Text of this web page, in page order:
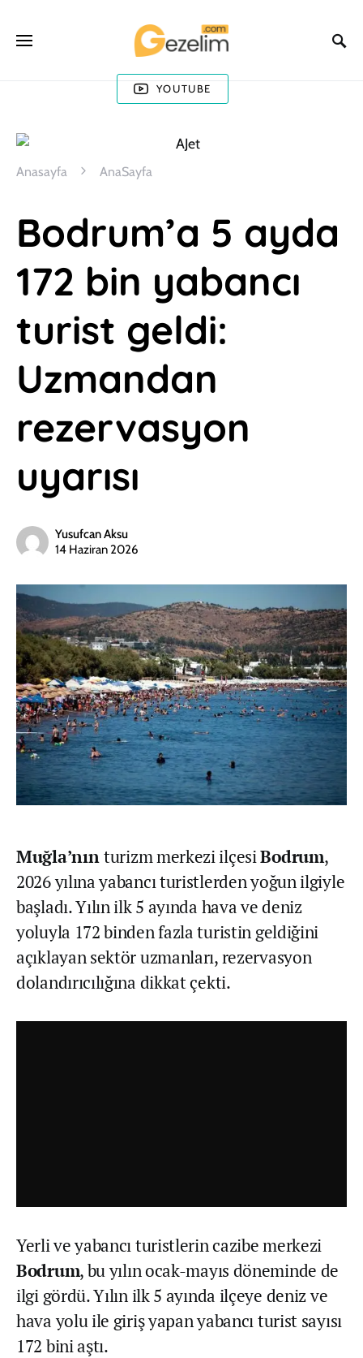
YOUTUBE
Anasayfa AnaSayfa
Bodrum’a 5 ayda
172 bin yabancı
turist geldi:
Uzmandan
rezervasyon
uyarısı
Yusufcan Aksu
14 Haziran 2026
Muğla’nın turizm merkezi ilçesiBodrum,
2026 yılına yabancı turistlerden yoğun ilgiyle
başladı. Yılın ilk 5 ayında hava ve deniz
yoluyla 172 binden fazla turistin geldiğini
açıklayan sektör uzmanları, rezervasyon
dolandırıcılığına dikkat çekti.
Yerli ve yabancı turistlerin cazibe merkezi
Bodrum, bu yılın ocak-mayıs döneminde de
ilgi gördü. Yılın ilk 5 ayında ilçeye deniz ve
hava yolu ile giriş yapan yabancı turist sayısı
172 bini aştı.